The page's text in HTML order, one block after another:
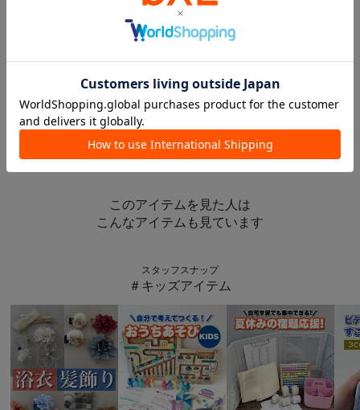
こだわりスポンジ
もっちりスポンジ3個セット／KITINTO
汚れが落ちやすいスポンジ2個セット／KITINTO
¥330
このアイテムを見た人は
こんなアイテムも見ています
スタッフスナップ
＃キッズアイテム